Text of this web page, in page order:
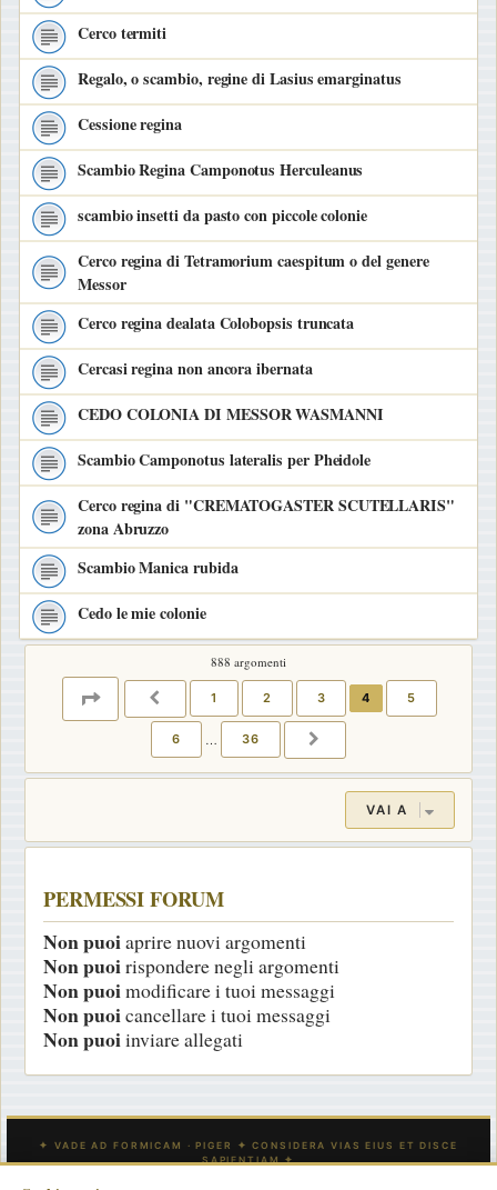
Cerco termiti
Regalo, o scambio, regine di Lasius emarginatus
Cessione regina
Scambio Regina Camponotus Herculeanus
scambio insetti da pasto con piccole colonie
Cerco regina di Tetramorium caespitum o del genere
Messor
Cerco regina dealata Colobopsis truncata
Cercasi regina non ancora ibernata
CEDO COLONIA DI MESSOR WASMANNI
Scambio Camponotus lateralis per Pheidole
Cerco regina di "CREMATOGASTER SCUTELLARIS"
zona Abruzzo
Scambio Manica rubida
Cedo le mie colonie
888 argomenti
PAGINA4 PRECEDENTE
1 2 3 4 5
6 … 36
VAI A
PERMESSI FORUM
Non puoiaprire nuovi argomenti
Non puoirispondere negli argomenti
Non puoimodificare i tuoi messaggi
Non puoicancellare i tuoi messaggi
Non puoiinviare allegati